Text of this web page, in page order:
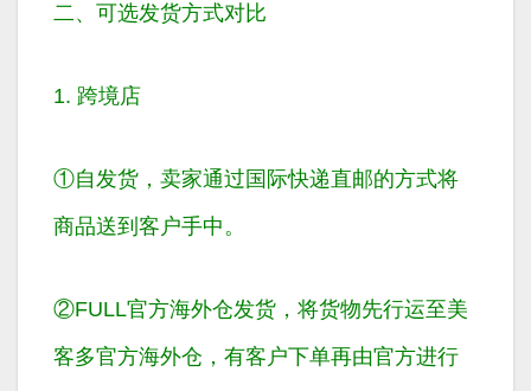
二、可选发货方式对比
1. 跨境店
①自发货，卖家通过 国际快递直邮的方式将
商品送到客户手中。
②FULL官方海外仓发货，将货物先行运至美
客多官方海外仓 ，有客户下单再由官方进行